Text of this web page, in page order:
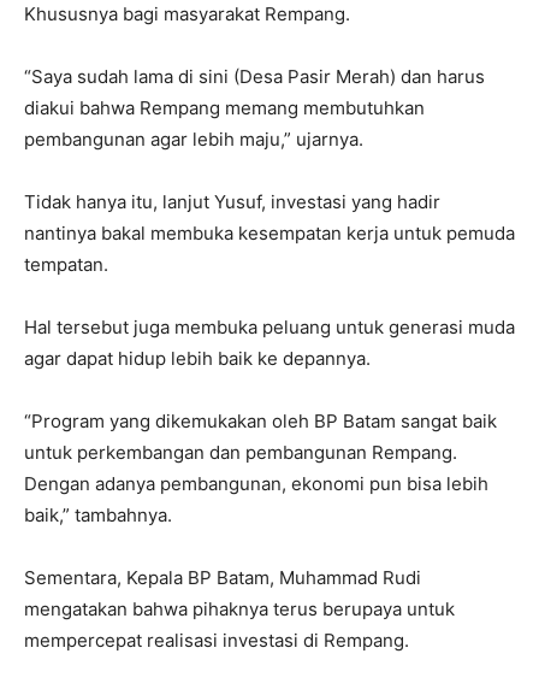
Khususnya bagi masyarakat Rempang.
“Saya sudah lama di sini (Desa Pasir Merah) dan harus
diakui bahwa Rempang memang membutuhkan
pembangunan agar lebih maju,” ujarnya.
Tidak hanya itu, lanjut Yusuf, investasi yang hadir
nantinya bakal membuka kesempatan kerja untuk pemuda
tempatan.
Hal tersebut juga membuka peluang untuk generasi muda
agar dapat hidup lebih baik ke depannya.
“Program yang dikemukakan oleh BP Batam sangat baik
untuk perkembangan dan pembangunan Rempang.
Dengan adanya pembangunan, ekonomi pun bisa lebih
baik,” tambahnya.
Sementara, Kepala BP Batam, Muhammad Rudi
mengatakan bahwa pihaknya terus berupaya untuk
mempercepat realisasi investasi di Rempang.